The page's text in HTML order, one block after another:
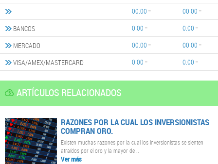
00.00
00.00
BANCOS
0.00
0.00
MERCADO
00.00
00.00
VISA/AMEX/MASTERCARD
0.00 0.00
ARTÍCULOS RELACIONADOS
RAZONES POR LA CUAL LOS INVERSIONISTAS
COMPRAN ORO.
Existen muchas razones por la cual los inversionistas se sienten
atraídos por el oro y la mayor de ..
Ver más